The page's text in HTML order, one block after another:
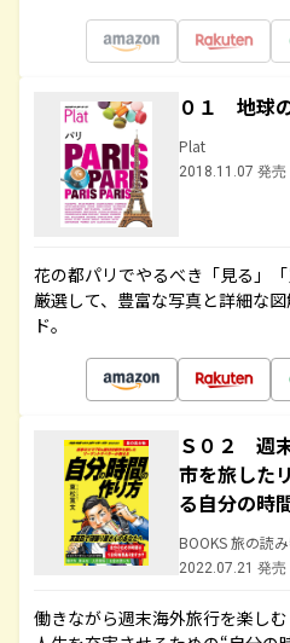
０１ 地球
Plat
2018.11.07 発売
花の都パリでやるべき「見る」
厳選して、豊富な写真と詳細な
ド。
Ｓ０２ 週
市を旅した
る自分の時
BOOKS 旅の読
2022.07.21 発売
働きながら週末海外旅行を楽し